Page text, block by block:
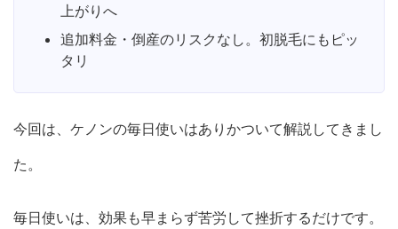
上がりへ
追加料金・倒産のリスクなし。初脱毛にもピッ
タリ
今回は、ケノンの毎日使いはありかついて解説してきまし
た。
毎日使いは、効果も早まらず苦労して挫折するだけです。